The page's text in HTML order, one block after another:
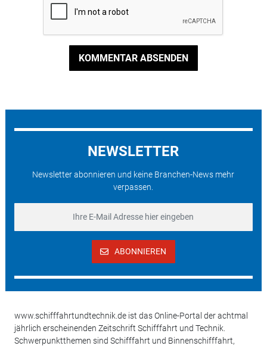
KOMMENTAR ABSENDEN
NEWSLETTER
Newsletter abonnieren und keine Branchen-News mehr
verpassen.
ABONNIEREN
www.schifffahrtundtechnik.de ist das Online-Portal der achtmal
jährlich erscheinenden Zeitschrift Schifffahrt und Technik.
Schwerpunktthemen sind Schifffahrt und Binnenschifffahrt,